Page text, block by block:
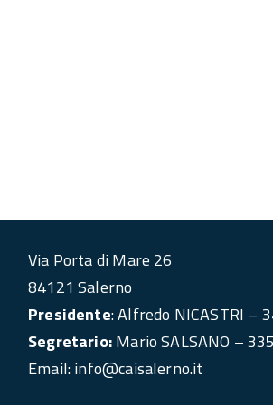
Via Porta di Mare 26
84121 Salerno
Presidente: Alfredo NICASTRI –
Segretario:Mario SALSANO –
Email: info@caisalerno.it